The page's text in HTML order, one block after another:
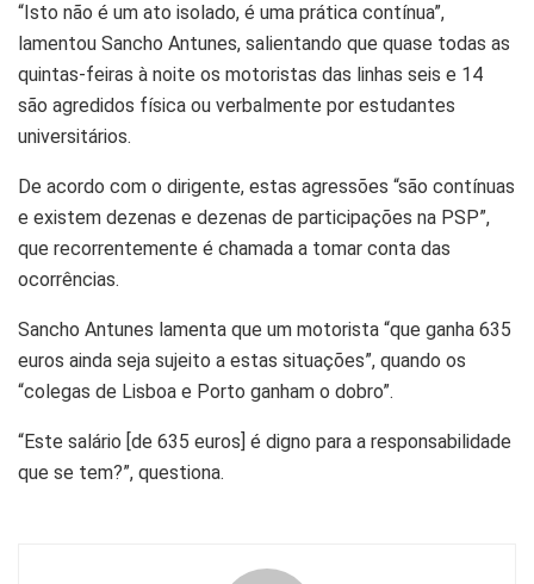
“Isto não é um ato isolado, é uma prática contínua”,
lamentou Sancho Antunes, salientando que quase todas as
quintas-feiras à noite os motoristas das linhas seis e 14
são agredidos física ou verbalmente por estudantes
universitários.
De acordo com o dirigente, estas agressões “são contínuas
e existem dezenas e dezenas de participações na PSP”,
que recorrentemente é chamada a tomar conta das
ocorrências.
Sancho Antunes lamenta que um motorista “que ganha 635
euros ainda seja sujeito a estas situações”, quando os
“colegas de Lisboa e Porto ganham o dobro”.
“Este salário [de 635 euros] é digno para a responsabilidade
que se tem?”, questiona.